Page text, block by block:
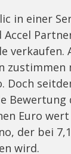
in einer
verkaufen.
zustimmen
Doch
Bewertung
Euro
der bei
wird.